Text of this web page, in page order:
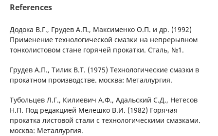
References
Додока В.Г., Грудев А.П., Максименко О.П. и др. (1992)
Применение технологической смазки на непрерывном
тонколистовом стане горячей прокатки. Сталь, №1.
Грудев А.П., Тилик В.Т. (1975) Технологические смазки в
прокатном производстве. москва: Металлургия.
Тубольцев Л.Г., Килиевич А.Ф., Адальский С.Д., Нетесов
Н.П. Под редакцией Мелешко В.И. (1982) Горячая
прокатка листовой стали с технологическими смазками.
москва: Металлургия.